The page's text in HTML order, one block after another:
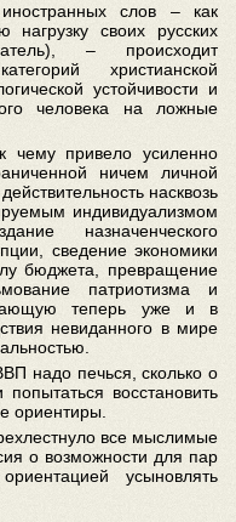
слов – как
нагрузку своих русских
– происходит
христианской
устойчивости и
человека на ложные
привело усиленно
ничем личной
насквозь
индивидуализмом
назначенческого
сведение экономики
бюджета, превращение
патриотизма и
теперь уже и в
невиданного в мире
надо печься, сколько о
восстановить
ориентиры.
все мыслимые
о возможности для пар
усыновлять